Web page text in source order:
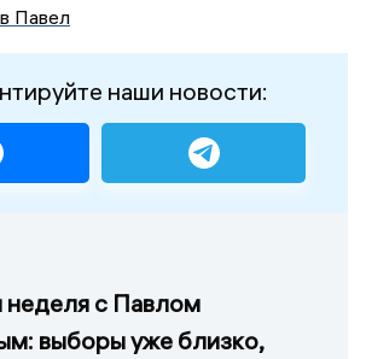
Павел
наши новости:
неделя с Павлом
выборы уже близко,